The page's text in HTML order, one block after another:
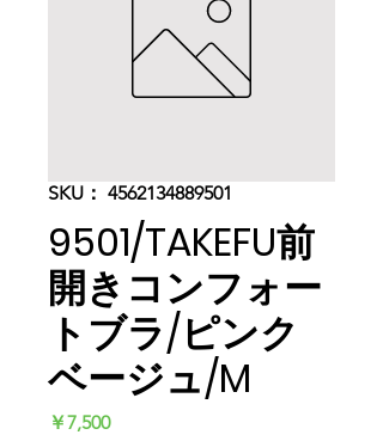
SKU： 4562134889501
9501/TAKEFU前
開きコンフォー
トブラ/ピンク
ベージュ/M
￥7,500価